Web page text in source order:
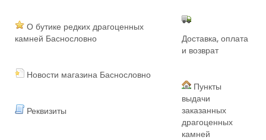
О бутике редких драгоценных
камней Баснословно
Новости магазина Баснословно
Реквизиты
Доставка, оплата
и возврат
Пункты
выдачи
заказанных
драгоценных
камней